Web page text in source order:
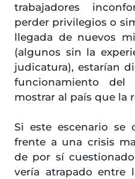
trabajadores
perder privilegios o
llegada de nuevos
(algunos sin la
judicatura), estarían
funcionamiento del
mostrar al país que la
Si este escenario se
frente a una crisis
de por sí
vería atrapado entre